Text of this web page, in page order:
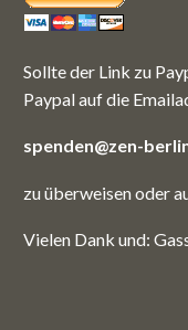
Sollte der Link zu
Paypal auf die
spenden@zen-
zu überweisen oder
Vielen Dank und: